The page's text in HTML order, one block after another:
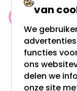
meer dan
Gratis
Vanaf
& 100
van
We
functies
ons
delen we
onze site